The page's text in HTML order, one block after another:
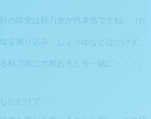
の味覚は秋刀魚が代表格ですね。（た
を擦り込み、しょうゆなどはかけず、
秋刀魚に大根おろしを一緒に・・・。
ただけで・・・。